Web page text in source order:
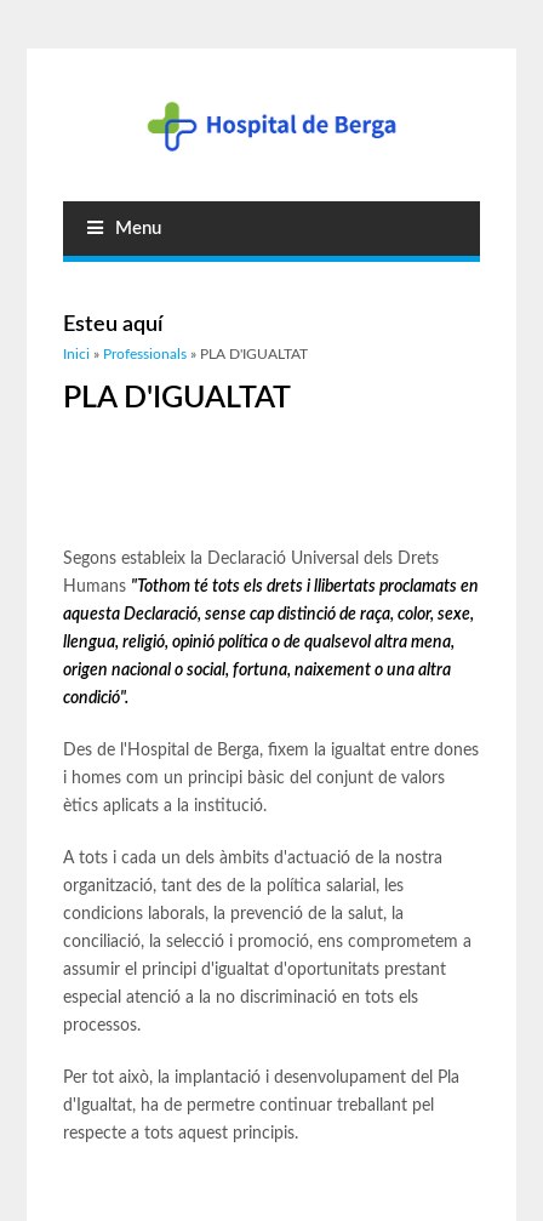
Menu
Esteu aquí
Inici » Professionals » PLA D'IGUALTAT
PLA D'IGUALTAT
Segons estableix la Declaració Universal dels Drets
Humans "Tothom té tots els drets i llibertats proclamats en
aquesta Declaració, sense cap distinció de raça, color, sexe,
llengua, religió, opinió política o de qualsevol altra mena,
origen nacional o social, fortuna, naixement o una altra
condició".
Des de l'Hospital de Berga, fixem la igualtat entre dones
i homes com un principi bàsic del conjunt de valors
ètics aplicats a la institució.
A tots i cada un dels àmbits d'actuació de la nostra
organització, tant des de la política salarial, les
condicions laborals, la prevenció de la salut, la
conciliació, la selecció i promoció, ens comprometem a
assumir el principi d'igualtat d'oportunitats prestant
especial atenció a la no discriminació en tots els
processos.
Per tot això, la implantació i desenvolupament del Pla
d'Igualtat, ha de permetre continuar treballant pel
respecte a tots aquest principis.